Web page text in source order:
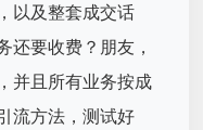
以及整套成交话
还要收费？朋友，
并且所有业务按成
流方法，测试好